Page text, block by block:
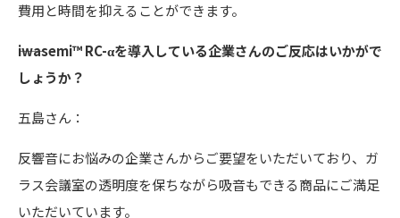
費用と時間を抑えることができます。
――iwasemi™RC-αを導入している企業さんのご反応はいかがで
しょうか？
五島さん：
反響音にお悩みの企業さんからご要望をいただいており、ガ
ラス会議室の透明度を保ちながら吸音もできる商品にご満足
いただいています。